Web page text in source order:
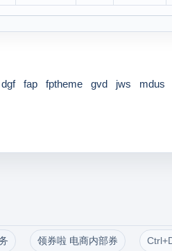
dgf fap fptheme gvd jws mdus
领券啦 电商内部券